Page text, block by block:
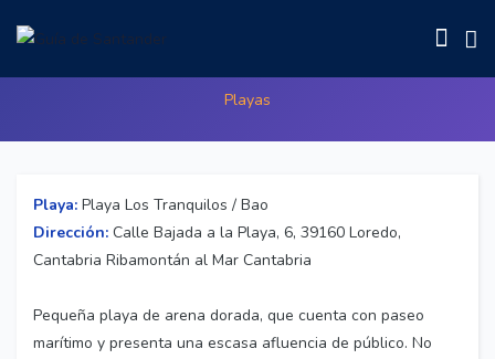
Playa Los Tranquilos / Bao
Playas
Playa: Playa Los Tranquilos / Bao
Dirección: Calle Bajada a la Playa, 6, 39160 Loredo,
Cantabria Ribamontán al Mar Cantabria
Pequeña playa de arena dorada, que cuenta con paseo
marítimo y presenta una escasa afluencia de público. No